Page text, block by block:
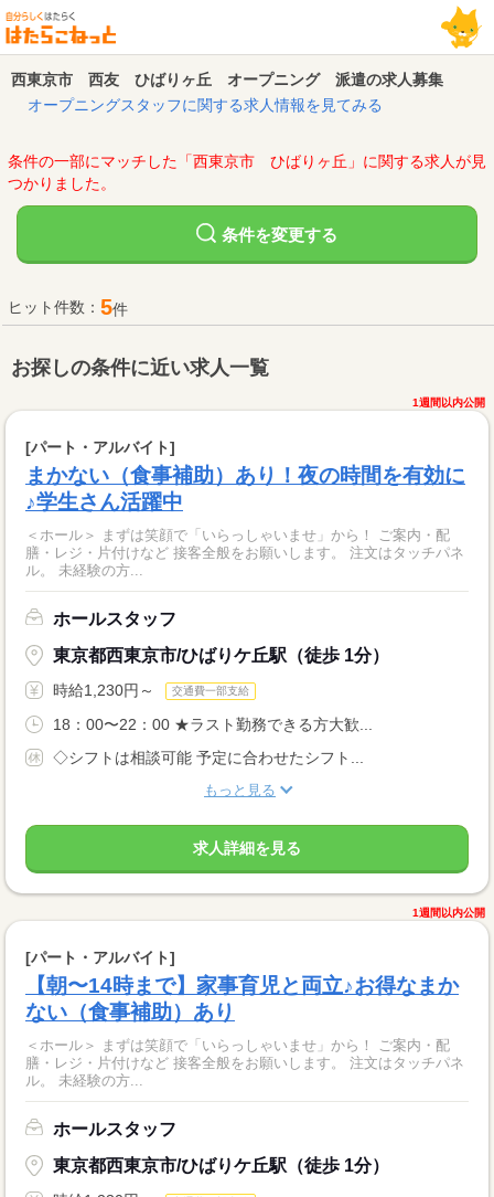
西東京市 西友 ひばりヶ丘 オープニング 派遣の求人募集
オープニングスタッフに関する求人情報を見てみる
条件の一部にマッチした「西東京市 ひばりヶ丘」に関する求人が見
つかりました。
条件を変更する
ヒット件数： 5件
お探しの条件に近い求人一覧
1週間以内公開
[パート・アルバイト]
まかない（食事補助）あり！夜の時間を有効に
♪学生さん活躍中
＜ホール＞ まずは笑顔で「いらっしゃいませ」から！ ご案内・配
膳・レジ・片付けなど 接客全般をお願いします。 注文はタッチパネ
ル。 未経験の方...
ホールスタッフ
東京都西東京市/ひばりケ丘駅（徒歩 1分）
時給1,230円～ 交通費一部支給
18：00〜22：00 ★ラスト勤務できる方大歓...
◇シフトは相談可能 予定に合わせたシフト...
もっと見る
求人詳細を見る
1週間以内公開
[パート・アルバイト]
【朝〜14時まで】家事育児と両立♪お得なまか
ない（食事補助）あり
＜ホール＞ まずは笑顔で「いらっしゃいませ」から！ ご案内・配
膳・レジ・片付けなど 接客全般をお願いします。 注文はタッチパネ
ル。 未経験の方...
ホールスタッフ
東京都西東京市/ひばりケ丘駅（徒歩 1分）